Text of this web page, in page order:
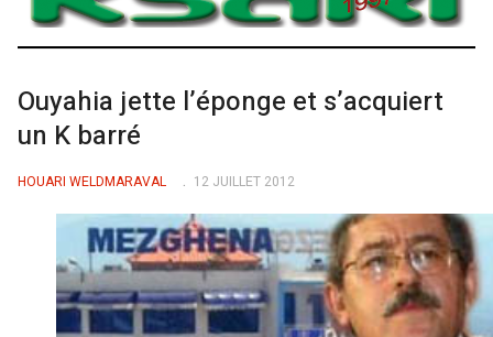
Ouyahia jette l’éponge et s’acquiert
un K barré
HOUARI WELDMARAVAL 12 JUILLET 2012